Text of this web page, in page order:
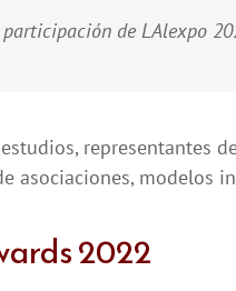
de LAlexpo
representantes
asociaciones, modelos
2022